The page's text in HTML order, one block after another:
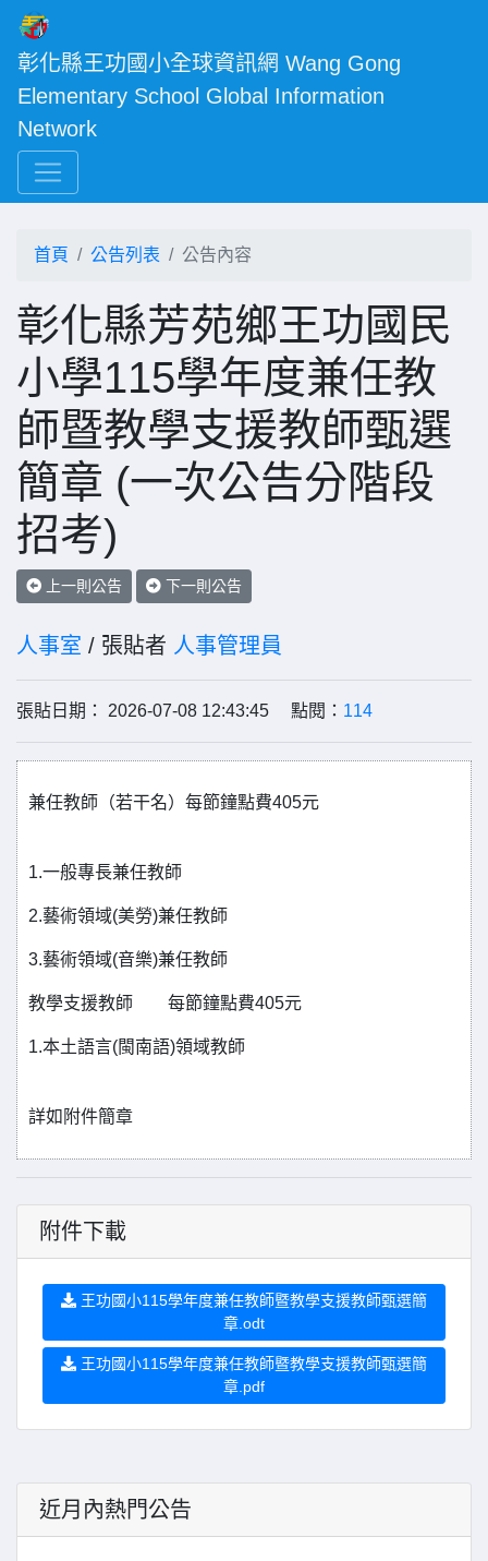
彰化縣王功國小全球資訊網 Wang Gong
Elementary School Global Information
Network
首頁 公告列表 公告內容
彰化縣芳苑鄉王功國民
小學115學年度兼任教
師暨教學支援教師甄選
簡章 (一次公告分階段
招考)
上一則公告 下一則公告
人事室 / 張貼者 人事管理員
張貼日期： 2026-07-08 12:43:45 點閱： 114
兼任教師（若干名）每節鐘點費405元
1.一般專長兼任教師
2.藝術領域(美勞)兼任教師
3.藝術領域(音樂)兼任教師
教學支援教師 每節鐘點費405元
1.本土語言(閩南語)領域教師
詳如附件簡章
附件下載
王功國小115學年度兼任教師暨教學支援教師甄選簡
章.odt
王功國小115學年度兼任教師暨教學支援教師甄選簡
章.pdf
近月內熱門公告